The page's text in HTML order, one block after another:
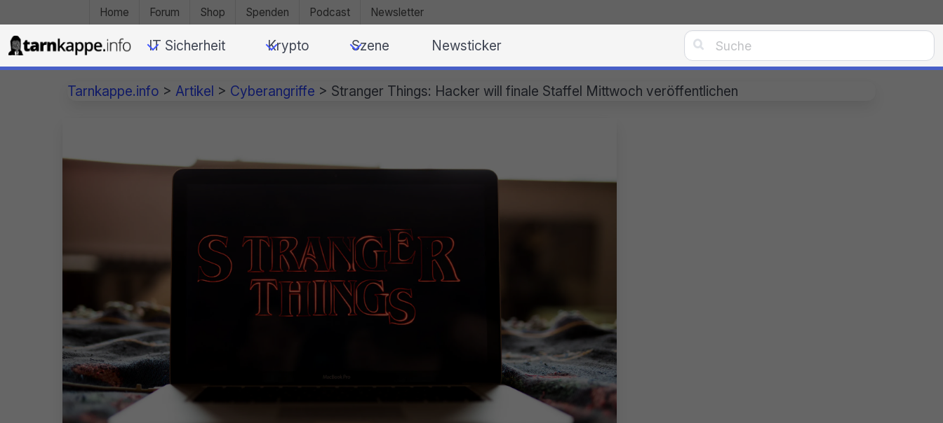
Home Forum Shop Spenden Podcast Newsletter
IT Sicherheit Krypto Szene Newsticker 
Tarnkappe.info > Artikel > Cyberangriffe > Stranger Things: Hacker will finale Staffel Mittwoch veröffentlichen